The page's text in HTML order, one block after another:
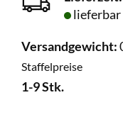
lieferbar
Versandgewicht:
Staffelpreise
1-9 Stk.